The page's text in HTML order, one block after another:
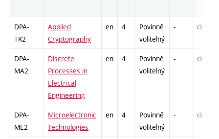
DPA-
TK2
Applied
Cryptography
en 4
Povinně
volitelný
- drzk
DPA-
MA2
Discrete
Processes in
Electrical
Engineering
en 4
Povinně
volitelný
- drzk
DPA-
ME2
Microelectronic
Technologies
en 4
Povinně
volitelný
- drzk